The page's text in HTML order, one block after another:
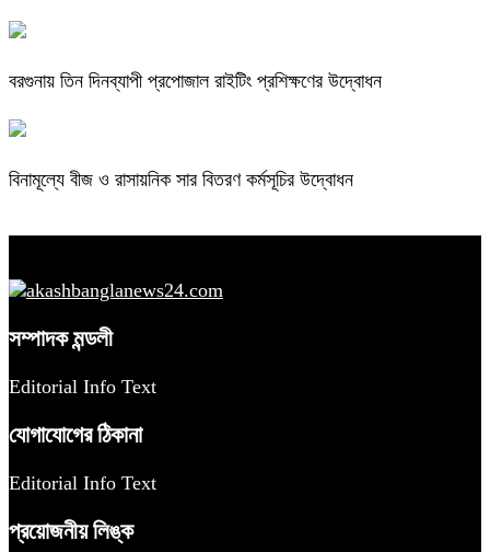
বরগুনায় তিন দিনব্যাপী প্রপোজাল রাইটিং প্রশিক্ষণের উদ্বোধন
বিনামূল্যে বীজ ও রাসায়নিক সার বিতরণ কর্মসূচির উদ্বোধন
সম্পাদক মন্ডলী
Editorial Info Text
যোগাযোগের ঠিকানা
Editorial Info Text
প্রয়োজনীয় লিঙ্ক